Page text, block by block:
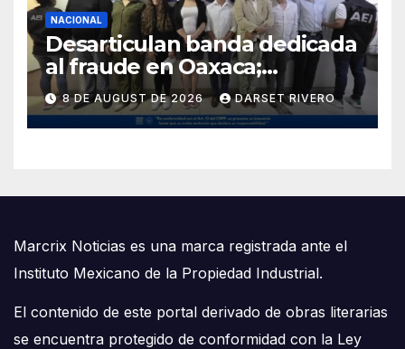
NACIONAL
Desarticulan banda dedicada
al fraude en Oaxaca;
detienen a ocho personas en
flagrancia
8 DE AUGUST DE 2026 DARSET RIVERO
Marcrix Noticias es una marca registrada ante el
Instituto Mexicano de la Propiedad Industrial.
El contenido de este portal derivado de obras literarias
se encuentra protegido de conformidad con la Ley